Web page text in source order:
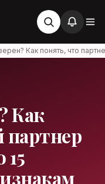
Как понять, что
Как
партнер
15